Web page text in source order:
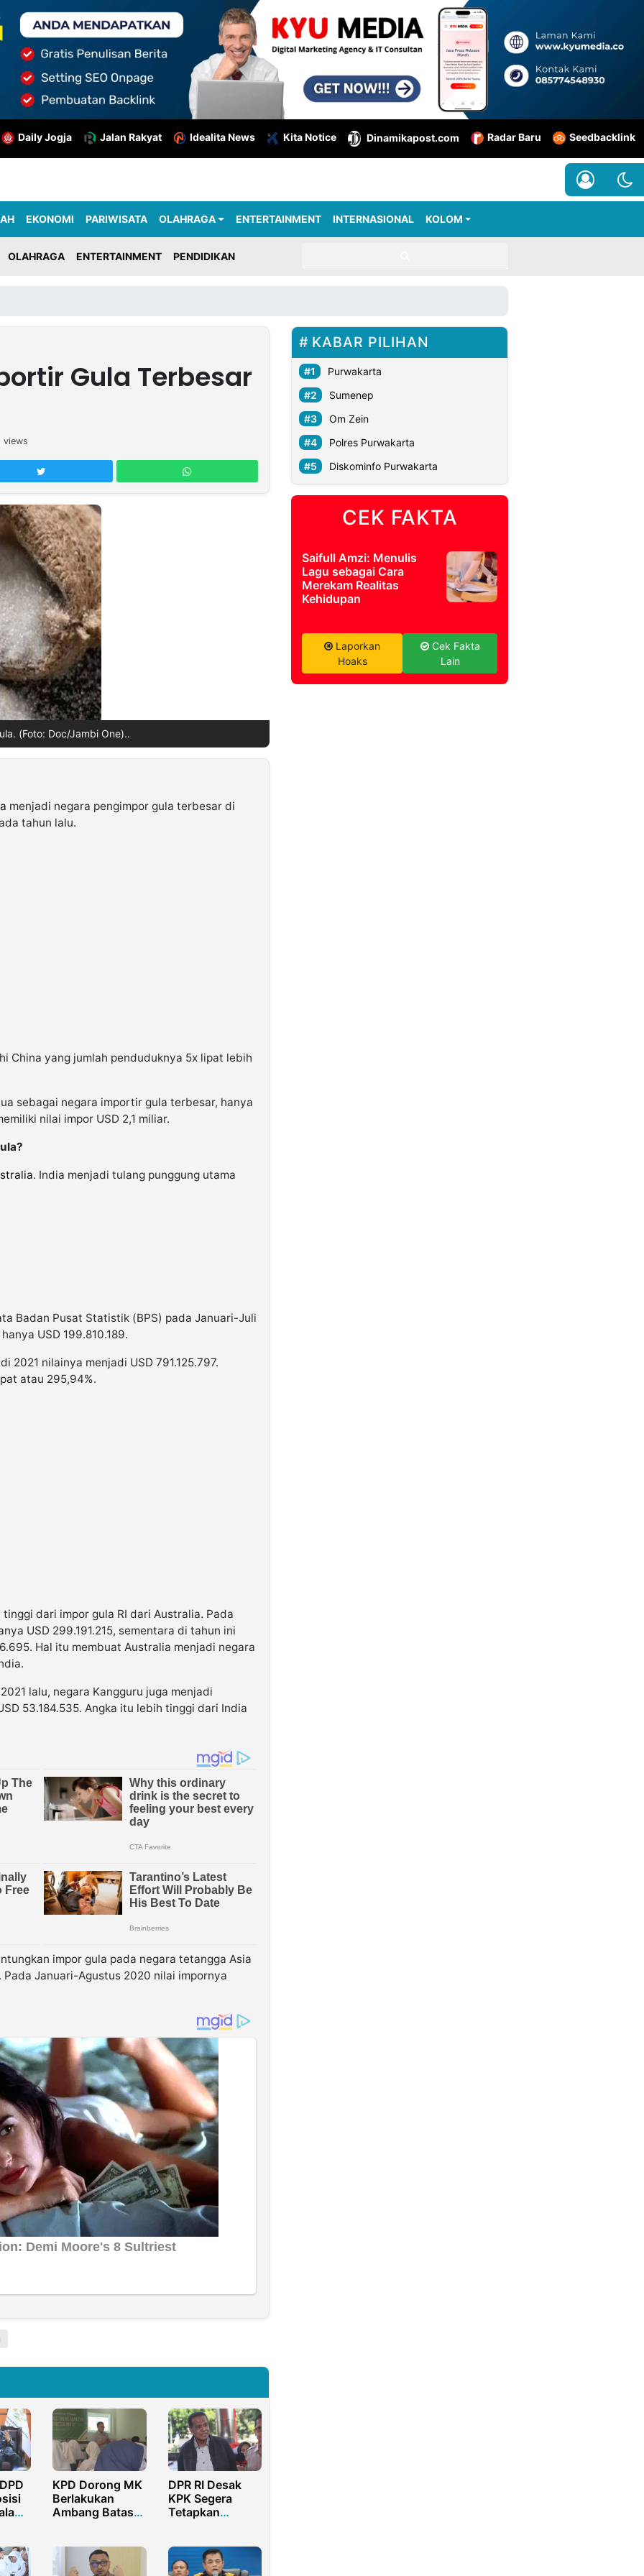
Daily Jogja Jalan Rakyat Idealita News Kita Notice Dinamikapost.com Radar Baru Seedbacklink
EKONOMI PARIWISATA OLAHRAGA ENTERTAINMENT INTERNASIONAL KOLOM
OLAHRAGA ENTERTAINMENT PENDIDIKAN
Gula Terbesar
views
(Foto: Doc/Jambi One)..
menjadi negara pengimpor gula terbesar di
tahun lalu.
China yang jumlah penduduknya 5x lipat lebih
sebagai negara importir gula terbesar, hanya
nilai impor USD 2,1 miliar.
. India menjadi tulang punggung utama
Badan Pusat Statistik (BPS) pada Januari-Juli
USD 199.810.189.
2021 nilainya menjadi USD 791.125.797.
atau 295,94%.
dari impor gula RI dari Australia. Pada
USD 299.191.215, sementara di tahun ini
Hal itu membuat Australia menjadi negara
lalu, negara Kangguru juga menjadi
53.184.535. Angka itu lebih tinggi dari India
impor gula pada negara tetangga Asia
Januari-Agustus 2020 nilai impornya
KPD Dorong MK
Berlakukan
Ambang Batas
DPR RI Desak
KPK Segera
Tetapkan
KABAR PILIHAN
Purwakarta
Sumenep
Om Zein
Polres Purwakarta
Diskominfo Purwakarta
CEK FAKTA
Saifull Amzi: Menulis
Lagu sebagai Cara
Merekam Realitas
Kehidupan
Laporkan
Hoaks
Cek Fakta
Lain